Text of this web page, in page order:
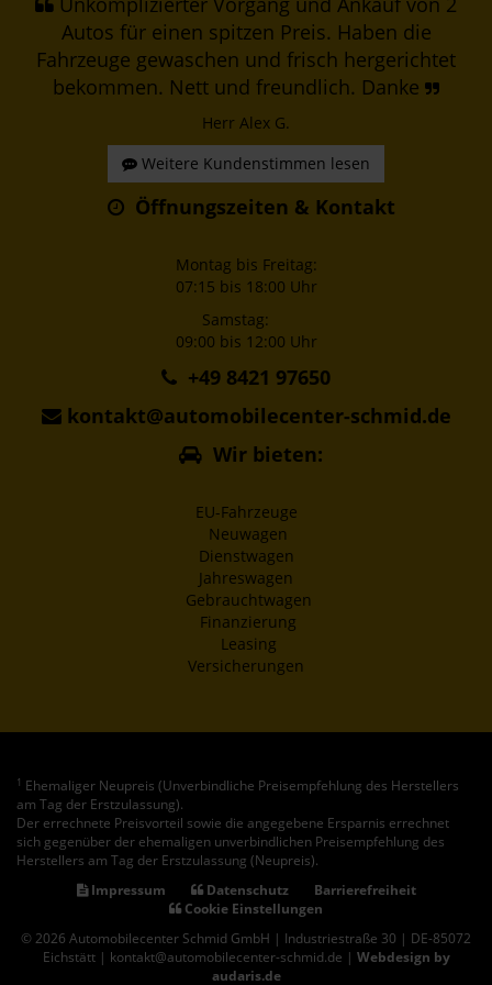
Autos für einen spitzen Preis. Haben die
Fahrzeuge gewaschen und frisch hergerichtet
bekommen. Nett und freundlich. Danke
Herr Alex G.
Weitere Kundenstimmen lesen
Öffnungszeiten & Kontakt
Montag bis Freitag:
07:15 bis 18:00 Uhr
Samstag:
09:00 bis 12:00 Uhr
+49 8421 97650
kontakt@automobilecenter-schmid.de
Wir bieten:
EU-Fahrzeuge
Neuwagen
Dienstwagen
Jahreswagen
Gebrauchtwagen
Finanzierung
Leasing
Versicherungen
1 Ehemaliger Neupreis (Unverbindliche Preisempfehlung des Herstellers
am Tag der Erstzulassung).
Der errechnete Preisvorteil sowie die angegebene Ersparnis errechnet
sich gegenüber der ehemaligen unverbindlichen Preisempfehlung des
Herstellers am Tag der Erstzulassung (Neupreis).
Impressum
Datenschutz
Barrierefreiheit
Cookie Einstellungen
© 2026 Automobilecenter Schmid GmbH | Industriestraße 30 | DE-85072
Eichstätt | kontakt@automobilecenter-schmid.de | Webdesign by
audaris.de